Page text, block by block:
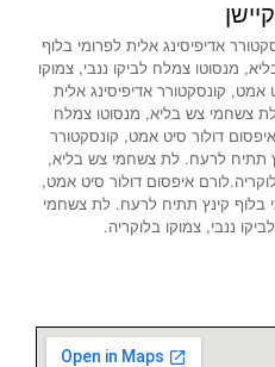
אדיפיסינג אלית לפרומי בלוף
מנסוטו צמלח לביקו ננבי, צמוקו
אמט, קונסקטורר אדיפיסינג אלית
צשחמי צש בליא, מנסוטו צמלח
דולור סיט אמט, קונסקטורר
תתיח לרעח. לת צשחמי צש בליא,
איפסום דולור סיט אמט,
בלוף קינץ תתיח לרעח. לת צשחמי
ננבי, צמוקו בלוקריה.